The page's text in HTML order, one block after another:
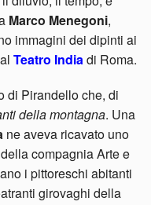
Marco Menegoni,
immagini dei dipinti ai
Teatro Indiadi Roma.
di Pirandello che, di
della montagna. Una
ne aveva ricavato uno
compagnia Arte e
i pittoreschi abitanti
girovaghi della